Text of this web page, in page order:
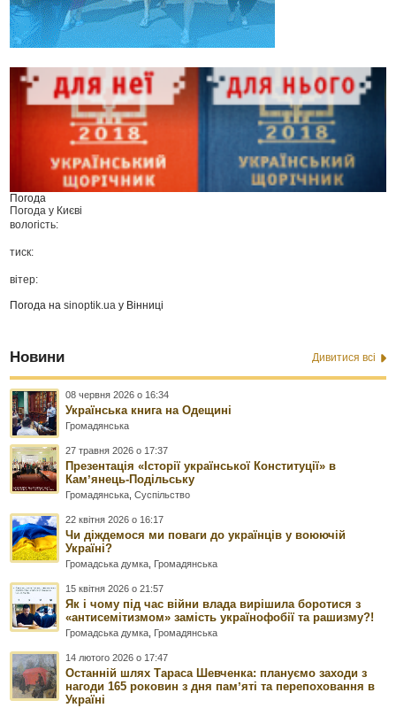
Погода
Погода у Києві
вологість:
тиск:
вітер:
Погода наsinoptik.ua у Вінниці
Новини Дивитися всі
08 червня 2026 о 16:34
Українська книга на Одещині
Громадянська
27 травня 2026 о 17:37
Презентація «Історії української Конституції» в
Камʼянець-Подільську
Громадянська ,Суспільство
22 квітня 2026 о 16:17
Чи діждемося ми поваги до українців у воюючій
Україні?
Громадська думка Громадянська
15 квітня 2026 о 21:57
Як і чому під час війни влада вирішила боротися з
«антисемітизмом» замість українофобії та рашизму?!
Громадська думка Громадянська
14 лютого 2026 о 17:47
Останній шлях Тараса Шевченка: плануємо заходи з
нагоди 165 роковин з дня памʼяті та перепоховання в
Україні